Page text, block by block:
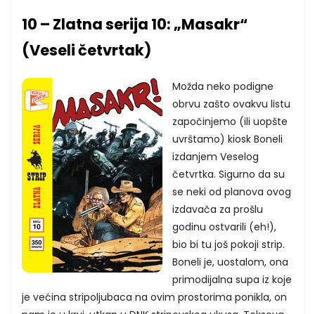
10 – Zlatna serija 10: „Masakr“
(Veseli četvrtak)
Možda neko podigne
obrvu zašto ovakvu listu
započinjemo (ili uopšte
uvrštamo) kiosk Boneli
izdanjem Veselog
četvrtka. Sigurno da su
se neki od planova ovog
izdavača za prošlu
godinu ostvarili (eh!),
bio bi tu još pokoji strip.
Boneli je, uostalom, ona
primodijalna supa iz koje
je većina stripoljubaca na ovim prostorima ponikla, on